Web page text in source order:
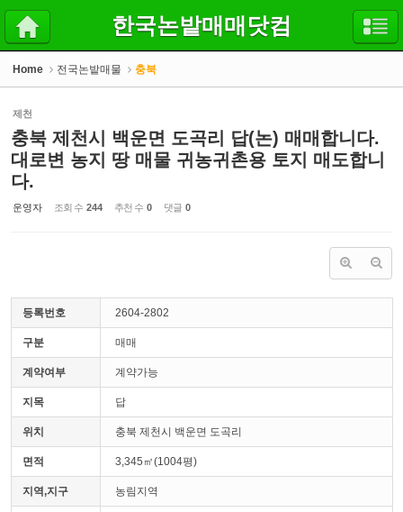
한국논밭매매닷컴
Home 전국논밭매물 충북
제천
충북 제천시 백운면 도곡리 답(논) 매매합니다.
대로변 농지 땅 매물 귀농귀촌용 토지 매도합니
다.
운영자 조회 수 244 추천 수 0 댓글 0
등록번호 2604-2802
구분 매매
계약여부 계약가능
지목 답
위치 충북 제천시 백운면 도곡리
면적 3,345㎡(1004평)
지역,지구 농림지역